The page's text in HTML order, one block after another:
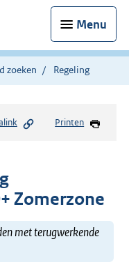
Menu
zoeken Regeling
Printen
Zomerzone
met terugwerkende